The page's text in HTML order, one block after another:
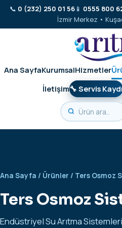
📞 0 (232) 250 01 56📱 0555 800
İzmir Merkez •
Ana SayfaKurumsalHizmetler
İletişim🔧 Servis
Ana Sayfa / Ürünler / Ters Osmoz
Ters Osmoz
Endüstriyel Su Arıtma